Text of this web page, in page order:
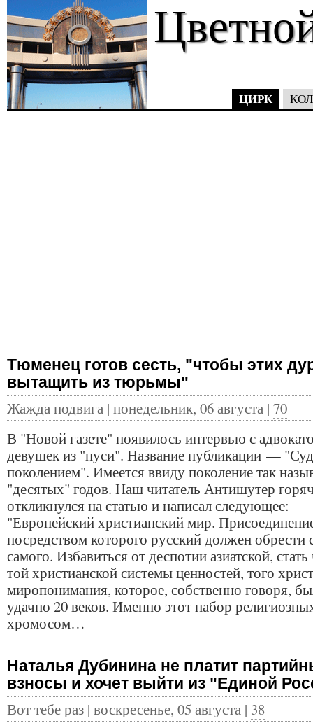
ЦИРК
Тюменец готов сесть, "чтобы этих
вытащить из тюрьмы"
Жажда подвига | понедельник, 06 августа | 70
В "Новой газете" появилось интервью с
девушек из "пуси". Название публикации —
поколением". Имеется ввиду поколение так
"десятых" годов. Наш читатель Антишутер
откликнулся на статью и написал следующее:
"Европейский христианский мир.
посредством которого русский должен обрести
самого. Избавиться от деспотии азиатской,
той христианской системы ценностей, того
миропонимания, которое, собственно говоря,
удачно 20 веков. Именно этот набор
хромосом…
Наталья Дубинина не платит
взносы и хочет выйти из "Единой
Вот тебе раз | воскресенье, 05 августа | 38